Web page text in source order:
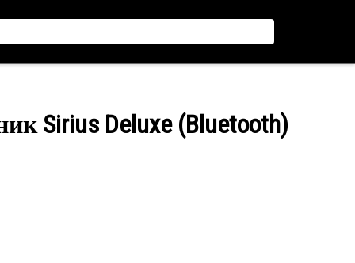
Sirius Deluxe (Bluetooth)